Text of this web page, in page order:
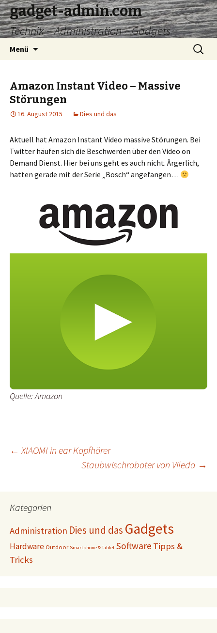
gadget-admin.com
Technik – Administration – Gadgets
Menü
Suchen
nach:
Amazon Instant Video – Massive
Störungen
16. August 2015 Dies und das
Aktuell hat Amazon Instant Video massive Störungen. Bei
Twitter häufen sich die Beschwerden über den Video on
Demand Dienst. Hier bei uns geht es auch nicht. Ärgerlich,
hatten gerade mit der Serie „Bosch“ angefangen…
Quelle: Amazon
Beitragsnavigation
← XIAOMI in ear Kopfhörer
Staubwischroboter von Vileda →
Kategorien
Administration Dies und das Gadgets
Hardware Outdoor Smartphone & Tablet Software Tipps &
Tricks